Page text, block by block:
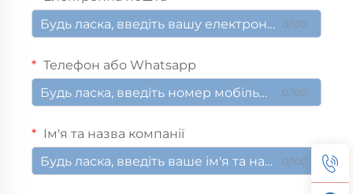
0/100
Телефон або Whatsapp
0/100
Ім'я та назва компанії
0/100